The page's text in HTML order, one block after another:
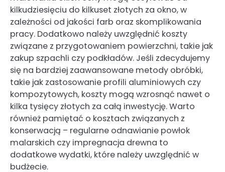
kilkudziesięciu do kilkuset złotych za okno, w
zależności od jakości farb oraz skomplikowania
pracy. Dodatkowo należy uwzględnić koszty
związane z przygotowaniem powierzchni, takie jak
zakup szpachli czy podkładów. Jeśli zdecydujemy
się na bardziej zaawansowane metody obróbki,
takie jak zastosowanie profili aluminiowych czy
kompozytowych, koszty mogą wzrosnąć nawet o
kilka tysięcy złotych za całą inwestycję. Warto
również pamiętać o kosztach związanych z
konserwacją – regularne odnawianie powłok
malarskich czy impregnacja drewna to
dodatkowe wydatki, które należy uwzględnić w
budżecie.